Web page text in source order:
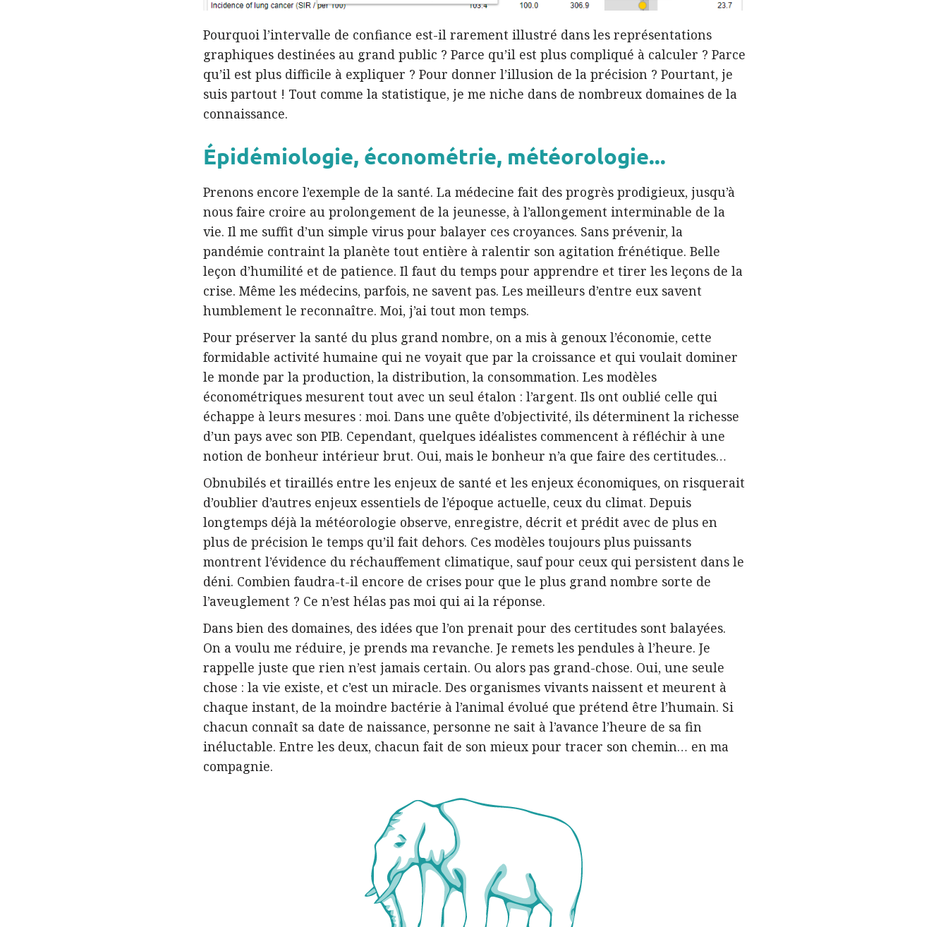
Pourquoi l’intervalle de confiance est-il rarement illustré dans les représentations
graphiques destinées au grand public ? Parce qu’il est plus compliqué à calculer ? Parce
qu’il est plus difficile à expliquer ? Pour donner l’illusion de la précision ? Pourtant, je
suis partout ! Tout comme la statistique, je me niche dans de nombreux domaines de la
connaissance.
Épidémiologie, économétrie, météorologie...
Prenons encore l’exemple de la santé. La médecine fait des progrès prodigieux, jusqu’à
nous faire croire au prolongement de la jeunesse, à l’allongement interminable de la
vie. Il me suffit d’un simple virus pour balayer ces croyances. Sans prévenir, la
pandémie contraint la planète tout entière à ralentir son agitation frénétique. Belle
leçon d’humilité et de patience. Il faut du temps pour apprendre et tirer les leçons de la
crise. Même les médecins, parfois, ne savent pas. Les meilleurs d’entre eux savent
humblement le reconnaître. Moi, j’ai tout mon temps.
Pour préserver la santé du plus grand nombre, on a mis à genoux l’économie, cette
formidable activité humaine qui ne voyait que par la croissance et qui voulait dominer
le monde par la production, la distribution, la consommation. Les modèles
économétriques mesurent tout avec un seul étalon : l’argent. Ils ont oublié celle qui
échappe à leurs mesures : moi. Dans une quête d’objectivité, ils déterminent la richesse
d’un pays avec son PIB. Cependant, quelques idéalistes commencent à réfléchir à une
notion de bonheur intérieur brut. Oui, mais le bonheur n’a que faire des certitudes…
Obnubilés et tiraillés entre les enjeux de santé et les enjeux économiques, on risquerait
d’oublier d’autres enjeux essentiels de l’époque actuelle, ceux du climat. Depuis
longtemps déjà la météorologie observe, enregistre, décrit et prédit avec de plus en
plus de précision le temps qu’il fait dehors. Ces modèles toujours plus puissants
montrent l’évidence du réchauffement climatique, sauf pour ceux qui persistent dans le
déni. Combien faudra-t-il encore de crises pour que le plus grand nombre sorte de
l’aveuglement ? Ce n’est hélas pas moi qui ai la réponse.
Dans bien des domaines, des idées que l’on prenait pour des certitudes sont balayées.
On a voulu me réduire, je prends ma revanche. Je remets les pendules à l’heure. Je
rappelle juste que rien n’est jamais certain. Ou alors pas grand-chose. Oui, une seule
chose : la vie existe, et c’est un miracle. Des organismes vivants naissent et meurent à
chaque instant, de la moindre bactérie à l’animal évolué que prétend être l’humain. Si
chacun connaît sa date de naissance, personne ne sait à l’avance l’heure de sa fin
inéluctable. Entre les deux, chacun fait de son mieux pour tracer son chemin… en ma
compagnie.